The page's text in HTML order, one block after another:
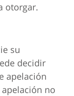
otorgar.
su
decidir
apelación
no